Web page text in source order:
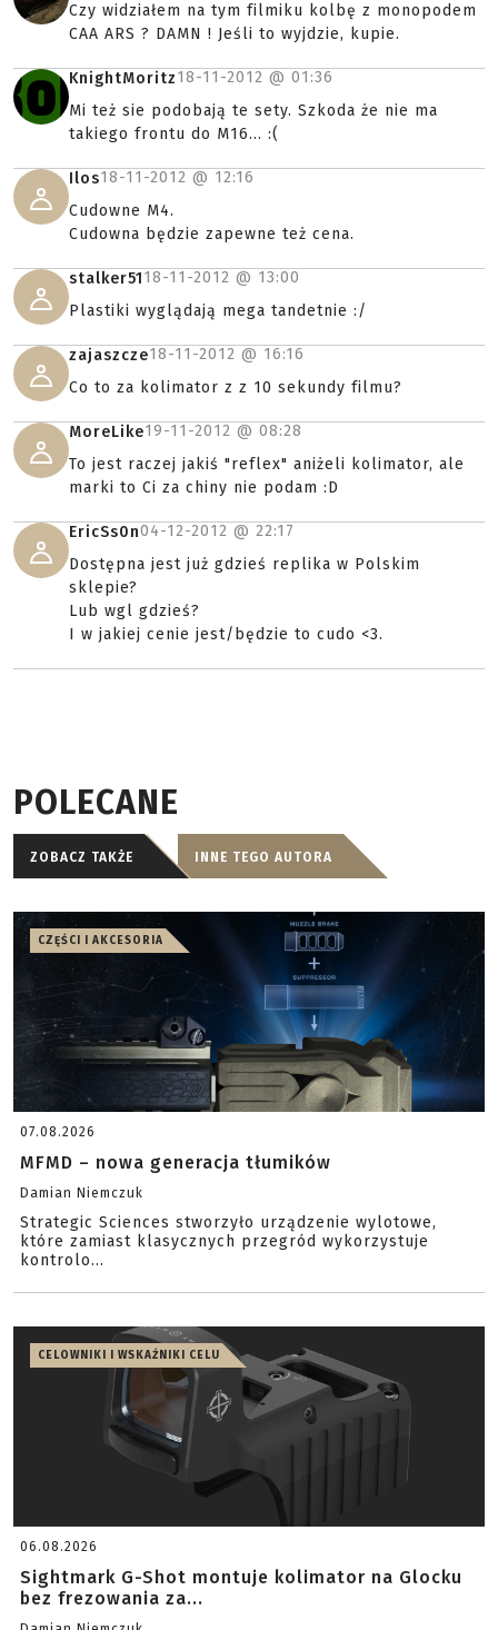
Czy widziałem na tym filmiku kolbę z monopodem
CAA ARS ? DAMN ! Jeśli to wyjdzie, kupie.
KnightMoritz18-11-2012 @ 01:36
Mi też sie podobają te sety. Szkoda że nie ma
takiego frontu do M16... :(
Ilos18-11-2012 @ 12:16
Cudowne M4.
Cudowna będzie zapewne też cena.
stalker5118-11-2012 @ 13:00
Plastiki wyglądają mega tandetnie :/
zajaszcze18-11-2012 @ 16:16
Co to za kolimator z z 10 sekundy filmu?
MoreLike19-11-2012 @ 08:28
To jest raczej jakiś "reflex" aniżeli kolimator, ale
marki to Ci za chiny nie podam :D
EricSs0n04-12-2012 @ 22:17
Dostępna jest już gdzieś replika w Polskim
sklepie?
Lub wgl gdzieś?
I w jakiej cenie jest/będzie to cudo <3.
POLECANE
ZOBACZ TAKŻE INNE TEGO AUTORA
CZĘŚCI I AKCESORIA
07.08.2026
MFMD – nowa generacja tłumików
Damian Niemczuk
Strategic Sciences stworzyło urządzenie wylotowe,
które zamiast klasycznych przegród wykorzystuje
kontrolo...
CELOWNIKI I WSKAŹNIKI CELU
06.08.2026
Sightmark G-Shot montuje kolimator na Glocku
bez frezowania za...